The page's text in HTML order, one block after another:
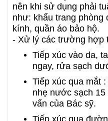
nên khi sử dụng phải
như: khẩu trang phòng
kính, quần áo bảo hộ.
- Xử lý các trường hợp
Tiếp xúc vào da,
ngay, rửa sạch
Tiếp xúc qua mắt
nhẹ nước sạch
vấn của Bác sỹ.